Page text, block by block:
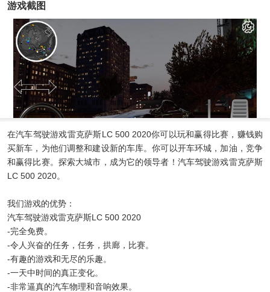
游戏截图
在汽车驾驶游戏雷克萨斯LC 500 2020你可以玩和赢得比赛，赚钱购
买新车，为他们调整和建设新的车库。你可以开车环城，加油，竞争
和赢得比赛。探索大城市，成为它的领导者！汽车驾驶游戏雷克萨斯
LC 500 2020。
我们游戏的优势：
汽车驾驶游戏雷克萨斯LC 500 2020
-完全免费。
-令人兴奋的任务，任务，拱廊，比赛。
-有趣的游戏和无尽的乐趣。
-一天中时间的真正变化。
-非常逼真的汽车物理和音响效果。